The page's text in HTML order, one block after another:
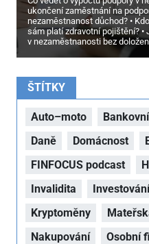
ukončení zaměstnání na
nezaměstnanost důchod?
sám platí zdravotní pojištění?
v nezaměstnanosti bez
ŠTÍTKY
Auto–moto
Daně
Domácnost
FINFOCUS podcast
Invalidita
Investování
Kryptoměny
Nakupování
Osobní